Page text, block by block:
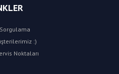
:)
Noktaları